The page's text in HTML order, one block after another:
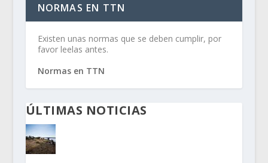
NORMAS EN TTN
Existen unas normas que se deben cumplir, por
favor leelas antes.
Normas en TTN
ÚLTIMAS NOTICIAS